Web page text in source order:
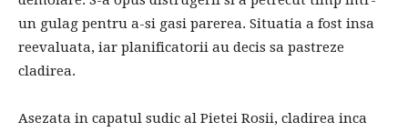
un gulag pentru a-si gasi parerea. Situatia a fost insa
reevaluata, iar planificatorii au decis sa pastreze
cladirea.
Asezata in capatul sudic al Pietei Rosii, cladirea inca